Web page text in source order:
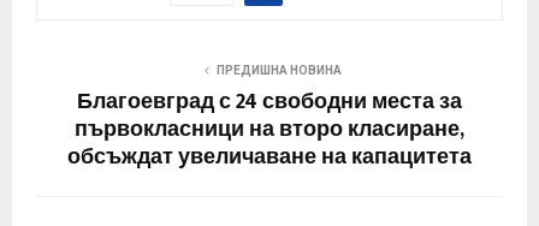
ПРЕДИШНА НОВИНА
Благоевград с 24 свободни места за
първокласници на второ класиране,
обсъждат увеличаване на капацитета